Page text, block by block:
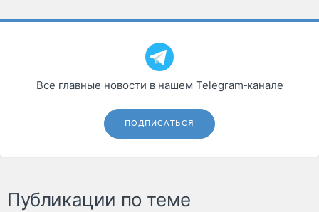
Все главные новости в нашем Telegram‑канале
ПОДПИСАТЬСЯ
Публикации по теме